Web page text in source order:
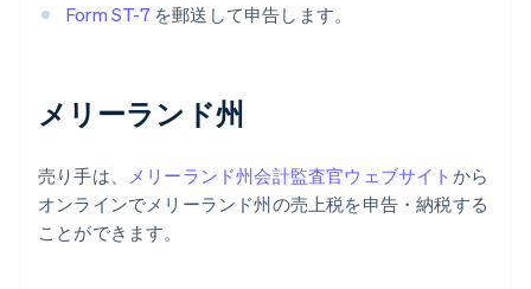
Form ST-7を郵送して申告します。
メリーランド州
売り手は、 メリーランド州会計監査官ウェブサイト から
オンラインでメリーランド州の売上税を申告・納税する
ことができます。